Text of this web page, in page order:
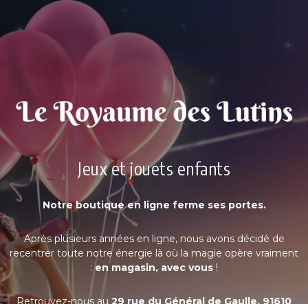
Jeux et jouets enfants
Notre boutique en ligne ferme ses portes.
Après plusieurs années en ligne, nous avons décidé de
recentrer toute notre énergie là où la magie opère vraiment
:en magasin, avec vous !
Retrouvez-nous au 29 rue du Général de Gaulle, 91610